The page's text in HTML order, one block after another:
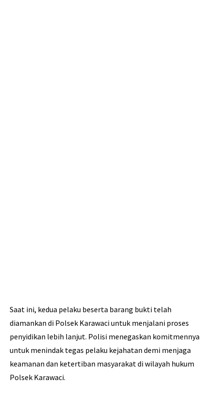
Saat ini, kedua pelaku beserta barang bukti telah
diamankan di Polsek Karawaci untuk menjalani proses
penyidikan lebih lanjut. Polisi menegaskan komitmennya
untuk menindak tegas pelaku kejahatan demi menjaga
keamanan dan ketertiban masyarakat di wilayah hukum
Polsek Karawaci.